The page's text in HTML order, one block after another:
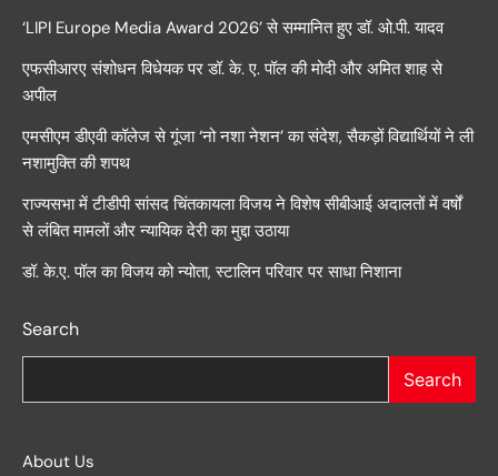
‘LIPI Europe Media Award 2026’ से सम्मानित हुए डॉ. ओ.पी. यादव
एफसीआरए संशोधन विधेयक पर डॉ. के. ए. पॉल की मोदी और अमित शाह से
अपील
एमसीएम डीएवी कॉलेज से गूंजा ‘नो नशा नेशन’ का संदेश, सैकड़ों विद्यार्थियों ने ली
नशामुक्ति की शपथ
राज्यसभा में टीडीपी सांसद चिंतकायला विजय ने विशेष सीबीआई अदालतों में वर्षों
से लंबित मामलों और न्यायिक देरी का मुद्दा उठाया
डॉ. के.ए. पॉल का विजय को न्योता, स्टालिन परिवार पर साधा निशाना
Search
Search
About Us